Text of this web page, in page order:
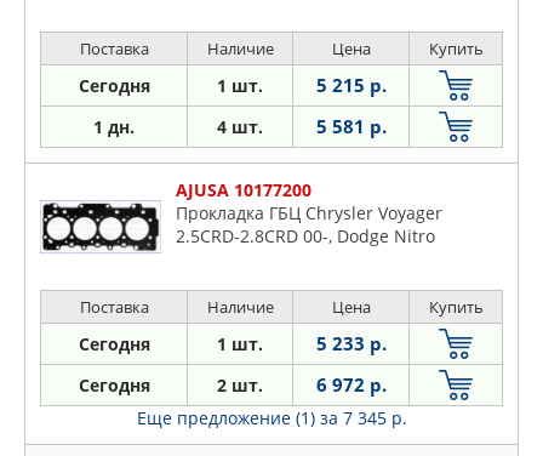
Поставка Наличие Цена Купить
Сегодня 1 шт. 5 215 р.
1 дн. 4 шт. 5 581 р.
AJUSA 10177200
Прокладка ГБЦ Chrysler Voyager
2.5CRD-2.8CRD 00-, Dodge Nitro
Поставка Наличие Цена Купить
Сегодня 1 шт. 5 233 р.
Сегодня 2 шт. 6 972 р.
Еще предложение (1) за 7 345 р.